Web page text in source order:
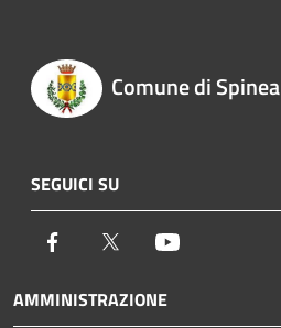
Comune di Spinea
SEGUICI SU
Facebook Twitter
AMMINISTRAZIONE